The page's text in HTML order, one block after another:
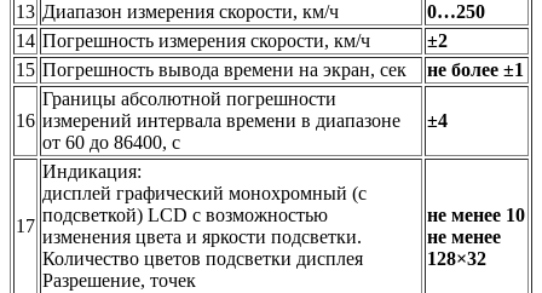
13 Диапазон измерения скорости, км/ч
0…250
14 Погрешность измерения скорости, км/ч
±2
15 Погрешность вывода времени на экран, сек не более ±1
16
Границы абсолютной погрешности
измерений интервала времени в диапазоне
от 60 до 86400, с
±4
17
Индикация:
дисплей графический монохромный (с
подсветкой) LCD с возможностью
изменения цвета и яркости подсветки.
Количество цветов подсветки дисплея
Разрешение, точек
не менее 10
не менее
128×32